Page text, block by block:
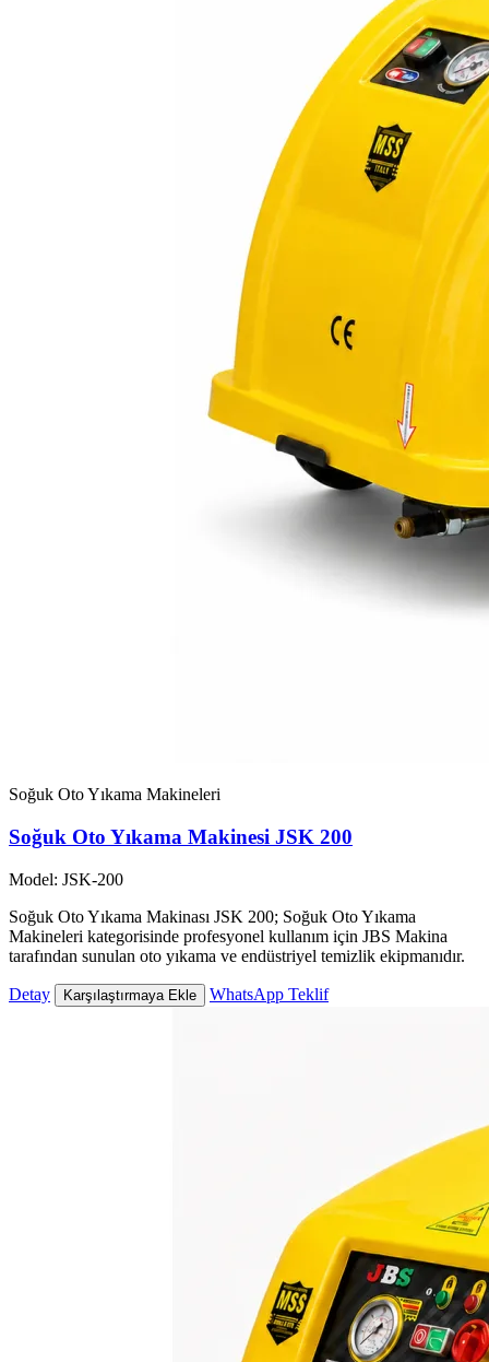
Soğuk Oto Yıkama Makineleri
Soğuk Oto Yıkama Makinesi JSK 200
Model: JSK-200
Soğuk Oto Yıkama Makinası JSK 200; Soğuk Oto Yıkama
Makineleri kategorisinde profesyonel kullanım için JBS Makina
tarafından sunulan oto yıkama ve endüstriyel temizlik ekipmanıdır.
Detay Karşılaştırmaya Ekle WhatsApp Teklif